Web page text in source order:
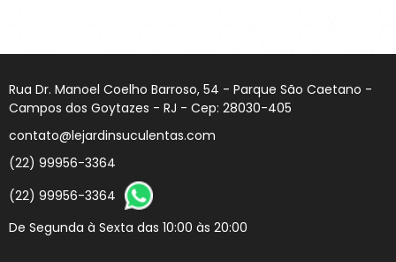
Rua Dr. Manoel Coelho Barroso, 54 - Parque São Caetano -
Campos dos Goytazes - RJ - Cep: 28030-405
contato@lejardinsuculentas.com
(22) 99956-3364
(22) 99956-3364
De Segunda à Sexta das 10:00 às 20:00